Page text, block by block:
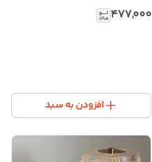
۴۷۷٬۰۰۰
افزودن به سبد